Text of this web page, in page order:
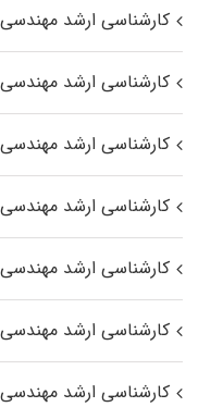
کارشناسی ارشد
کارشناسی ارشد
کارشناسی ارشد
کارشناسی ارشد مهندسی
کارشناسی ارشد
کارشناسی ارشد
کارشناسی ارشد